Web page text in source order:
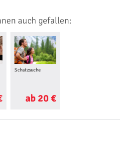
auch gefallen:
Schatzsuche
ab 20 €